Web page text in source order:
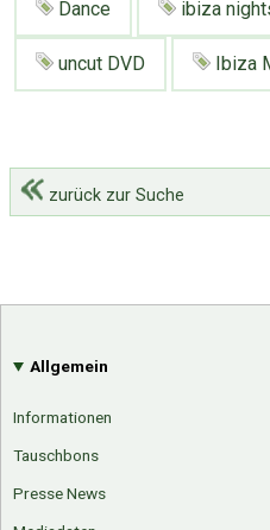
Dance ibiza
uncut DVD Ibiza
zurück zur Suche
Allgemein
Informationen
Tauschbons
Presse News